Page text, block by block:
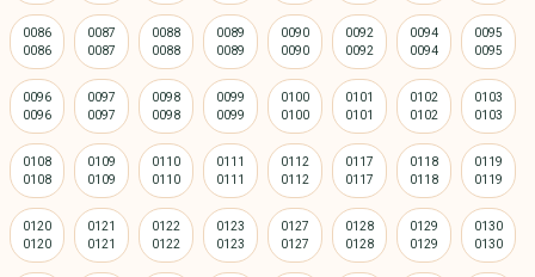
0086 0087 0088 0089 0090 0092 0094 0095
0096 0097 0098 0099 0100 0101 0102 0103
0108 0109 0110 0111 0112 0117 0118 0119
0120 0121 0122 0123 0127 0128 0129 0130